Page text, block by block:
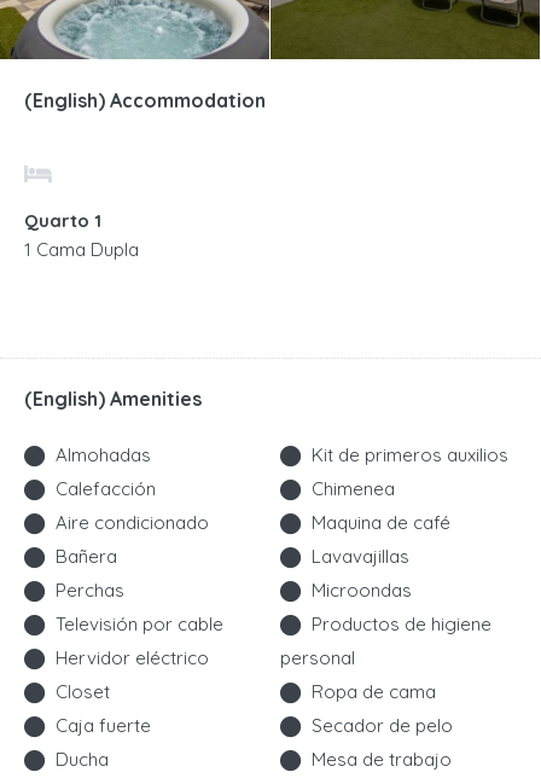
(English) Accommodation
Quarto 1
1 Cama Dupla
(English) Amenities
Almohadas
Calefacción
Aire condicionado
Bañera
Perchas
Televisión por cable
Hervidor eléctrico
Closet
Caja fuerte
Ducha
Kit de primeros auxilios
Chimenea
Maquina de café
Lavavajillas
Microondas
Productos de higiene
personal
Ropa de cama
Secador de pelo
Mesa de trabajo